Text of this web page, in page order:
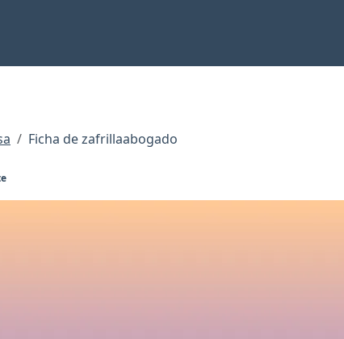
Ficha de zafrillaabogado